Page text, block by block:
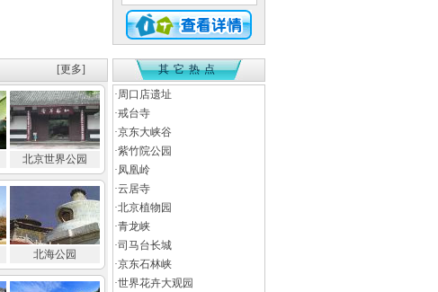
[更多]
北京世界公园
北海公园
其它热点
·周口店遗址
·戒台寺
·京东大峡谷
·紫竹院公园
·凤凰岭
·云居寺
·北京植物园
·青龙峡
·司马台长城
·京东石林峡
·世界花卉大观园